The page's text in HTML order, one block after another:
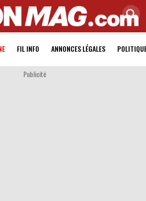
FIL INFO ANNONCES LÉGALES
Publicité